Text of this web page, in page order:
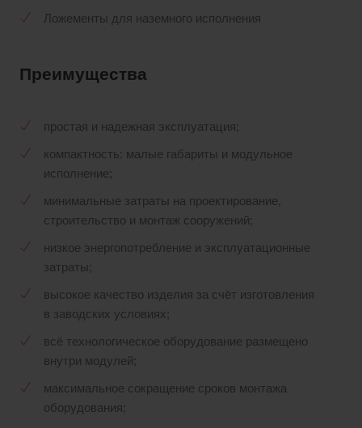
Ложементы для наземного исполнения
Преимущества
простая и надежная эксплуатация;
компактность: малые габариты и модульное
исполнение;
минимальные затраты на проектирование,
строительство и монтаж сооружений;
низкое энергопотребление и эксплуатационные
затраты;
высокое качество изделия за счёт изготовления
в заводских условиях;
всё технологическое оборудование размещено
внутри модулей;
максимальное сокращение сроков монтажа
оборудования;